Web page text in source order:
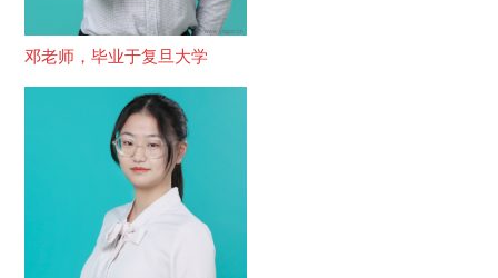
邓老师，毕业于复旦大学